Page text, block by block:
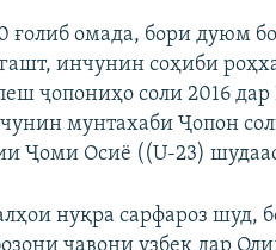
ғолиб омада, бори дуюм
инчунин соҳиби
ҷопониҳо соли 2016 дар
мунтахаби Ҷопон
Ҷоми Осиё ((U-23)
нуқра сарфароз шуд,